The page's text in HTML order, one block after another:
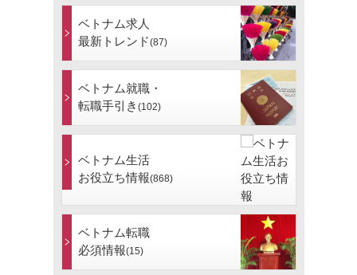
ベトナム求人
最新トレンド(87)
ベトナム就職・
転職手引き (102)
ベトナム生活
お役立ち情報(868)
ベトナム転職
必須情報(15)